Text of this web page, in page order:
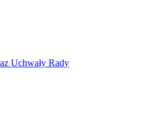
Uchwały Rady